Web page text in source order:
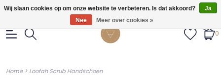
Gratis verzendig vanaf €55.
0
Home> Loofah Scrub Handschoen
Wij slaan cookies op om onze website te verbeteren. Is dat akkoord?
Ja
Nee
Meer over cookies »